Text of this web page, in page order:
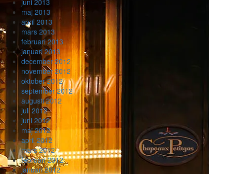
juni 2013
maj 2013
april 2013
mars 2013
februari 2013
januari 2013
december 2012
november 2012
oktober 2012
september 2012
augusti 2012
juli 2012
juni 2012
maj 2012
april 2012
mars 2012
februari 2012
januari 2012